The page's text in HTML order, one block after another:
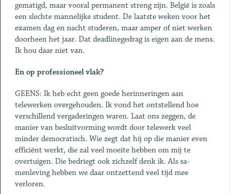
gematigd, maar vooral permanent streng zijn. België is zoals
een slechte mannelijke student. De laatste weken voor het
examen dag en nacht studeren, maar amper of niet werken
doorheen het jaar. Dat deadlinegedrag is eigen aan de mens.
Ik hou daar niet van.
En op professioneel vlak?
GEENS: Ik heb echt geen goede herinneringen aan
telewerken overgehouden. Ik vond het ontstellend hoe
verschillend verga­deringen waren. Laat ons zeggen, de
manier van besluitvorming wordt door telewerk veel
minder democratisch. Wie zegt dat hij op die manier even
efficiënt werkt, die zal veel moeite hebben om mij te
overtuigen. Die bedriegt ook zichzelf denk ik. Als sa­
menleving hebben we daar ontzettend veel tijd mee
verloren.